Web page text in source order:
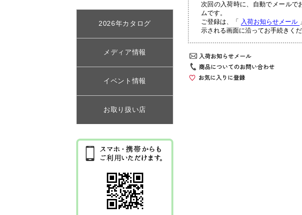
2026年カタログ
メディア情報
イベント情報
お取り扱い店
次回の入荷時に、自動でメールで
ムです。
ご登録は、「
入荷お知らせメール
示される画面に沿ってお手続きくだ